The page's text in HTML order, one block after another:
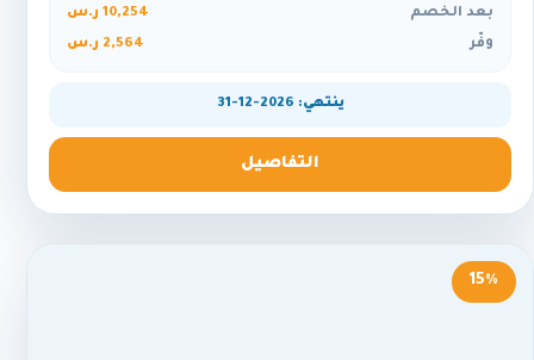
بعد الخصم
10,254 ر.س
وفّر
2,564 ر.س
ينتهي: 2026-12-31
التفاصيل
15%